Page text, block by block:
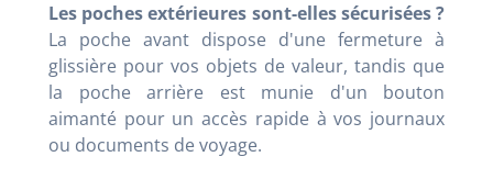
Les poches extérieures sont-elles sécurisées ?
La poche avant dispose d'une fermeture à
glissière pour vos objets de valeur, tandis que
la poche arrière est munie d'un bouton
aimanté pour un accès rapide à vos journaux
ou documents de voyage.